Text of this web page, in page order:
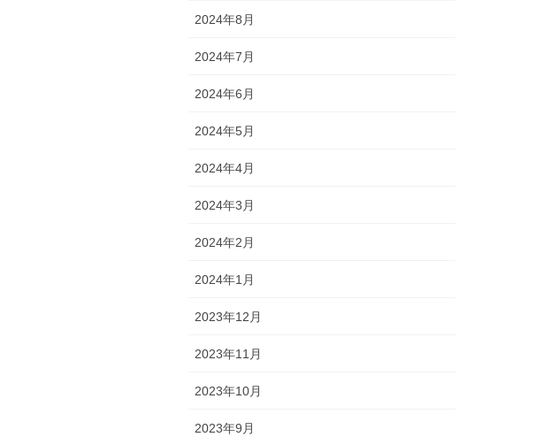
2024年8月
2024年7月
2024年6月
2024年5月
2024年4月
2024年3月
2024年2月
2024年1月
2023年12月
2023年11月
2023年10月
2023年9月